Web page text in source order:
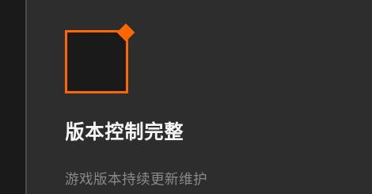
版本控制完整
游戏版本持续更新维护